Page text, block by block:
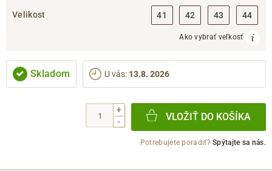
Velikost 41 42 43 44
Ako vybrať veľkosť
Skladom U vás: 13.8. 2026
+
-
VLOŽIŤ DO KOŠÍKA
Potrebujete poradiť?Spýtajte sa nás.